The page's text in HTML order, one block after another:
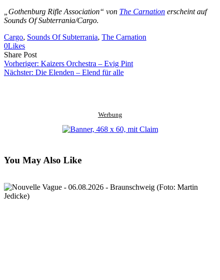
„Gothenburg Rifle Association“ von The Carnation erscheint auf
Sounds Of Subterrania/Cargo.
Cargo, Sounds Of Subterrania, The Carnation
0Likes
Share PostShare
on
Facebook
Copy
URL
to
Send
Link
via
Vorheriger: Kaizers Orchestra – Evig Pint
Nächster: Die Elenden – Elend für alle
Werbung
You May Also Like